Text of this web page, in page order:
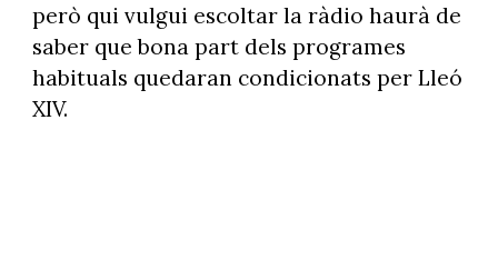
però qui vulgui escoltar la ràdio haurà de
saber que bona part dels programes
habituals quedaran condicionats per Lleó
XIV.